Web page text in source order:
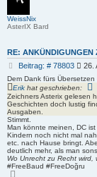
b
e
n
WeissNix
AsterIX Bard
RE: ANKÜNDIGUNGEN
Beitrag: # 78803B
i
t
r
a
g
26.
Dem Dank fürs
Erik hat geschrieben:
Zeichners Asterix gelesen
Geschichten doch lustig
Ausgaben.
Stimmt.
Man könnte meinen, DC
Kindern noch nicht mal
etc. nach Hause bringt.
deutlich mehr, als man
Wo Unrecht zu Recht wird,
#FreeBaud #FreeDoğru